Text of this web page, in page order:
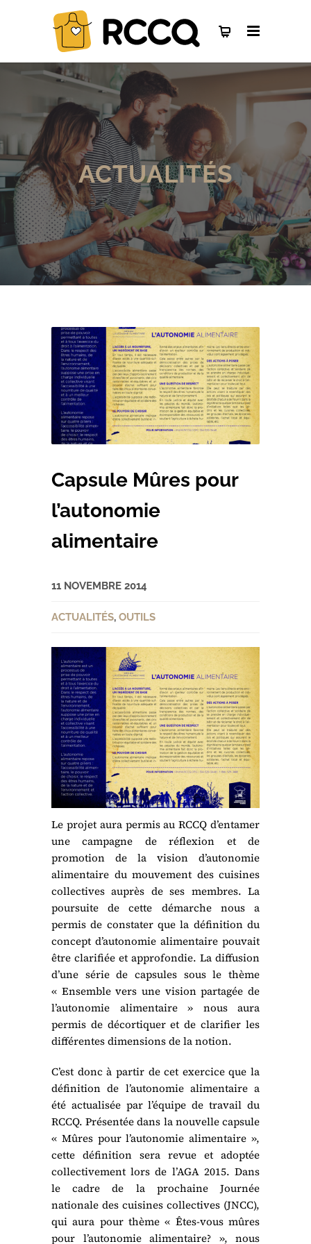
ACTUALITÉS
Capsule Mûres pour
l’autonomie
alimentaire
11 NOVEMBRE 2014
ACTUALITÉS, OUTILS
Le projet aura permis au RCCQ d’entamer
une campagne de réflexion et de
promotion de la vision d’autonomie
alimentaire du mouvement des cuisines
collectives auprès de ses membres. La
poursuite de cette démarche nous a
permis de constater que la définition du
concept d’autonomie alimentaire pouvait
être clarifiée et approfondie. La diffusion
d’une série de capsules sous le thème
« Ensemble vers une vision partagée de
l’autonomie alimentaire » nous aura
permis de décortiquer et de clarifier les
différentes dimensions de la notion.
C’est donc à partir de cet exercice que la
définition de l’autonomie alimentaire a
été actualisée par l’équipe de travail du
RCCQ. Présentée dans la nouvelle capsule
« Mûres pour l’autonomie alimentaire »,
cette définition sera revue et adoptée
collectivement lors de l’AGA 2015. Dans
le cadre de la prochaine Journée
nationale des cuisines collectives (JNCC),
qui aura pour thème « Êtes-vous mûres
pour l’autonomie alimentaire? », nous